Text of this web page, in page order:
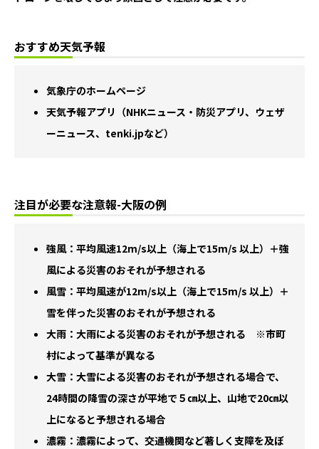
おすすめ天気予報
気象庁のホームページ
天気予報アプリ（NHKニュース・防災アプリ、ウェザ
ーニュース、tenki.jpなど）
注目が必要な注意報-大阪の例
強風：平均風速12m/s以上（海上で15m/s 以上）＋強
風による災害のおそれが予想される
風雪：平均風速が12m/s以上（海上で15m/s 以上）＋
雪を伴った災害のおそれが予想される
大雨：大雨による災害のおそれが予想される ※市町
村によって基準が異なる
大雪：大雪による災害のおそれが予想される場合で、
24時間の降雪の深さが平地で５㎝以上、山地で20㎝以
上になると予想される場合
濃霧：濃霧によって、交通機関など著しく支障を及ぼ